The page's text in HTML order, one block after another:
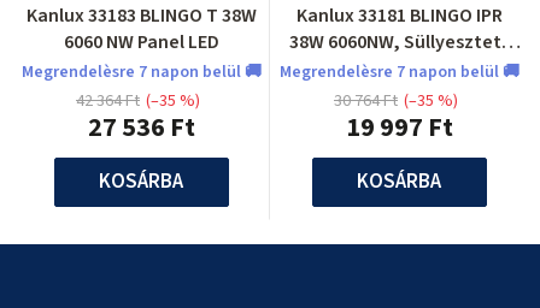
Kanlux 33183 BLINGO T 38W
6060 NW Panel LED
Megrendelèsre 7 napon belül 🚚
27 536 Ft
42 364 Ft (–35 %)
KOSÁRBA
Kanlux 33181 BLINGO IPR
38W 6060NW, Süllyesztett
LED panel
Megrendelèsre 7 napon belül 🚚
19 997 Ft
30 764 Ft (–35 %)
KOSÁRBA